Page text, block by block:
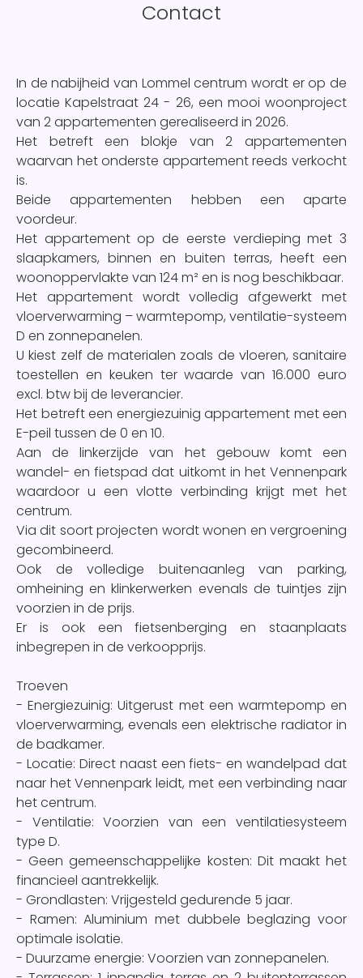
Contact
In de nabijheid van Lommel centrum wordt er op de
locatie Kapelstraat 24 - 26, een mooi woonproject
van 2 appartementen gerealiseerd in 2026.
Het betreft een blokje van 2 appartementen
waarvan het onderste appartement reeds verkocht
is.
Beide appartementen hebben een aparte
voordeur.
Het appartement op de eerste verdieping met 3
slaapkamers, binnen en buiten terras, heeft een
woonoppervlakte van 124 m² en is nog beschikbaar.
Het appartement wordt volledig afgewerkt met
vloerverwarming – warmtepomp, ventilatie-systeem
D en zonnepanelen.
U kiest zelf de materialen zoals de vloeren, sanitaire
toestellen en keuken ter waarde van 16.000 euro
excl. btw bij de leverancier.
Het betreft een energiezuinig appartement met een
E-peil tussen de 0 en 10.
Aan de linkerzijde van het gebouw komt een
wandel- en fietspad dat uitkomt in het Vennenpark
waardoor u een vlotte verbinding krijgt met het
centrum.
Via dit soort projecten wordt wonen en vergroening
gecombineerd.
Ook de volledige buitenaanleg van parking,
omheining en klinkerwerken evenals de tuintjes zijn
voorzien in de prijs.
Er is ook een fietsenberging en staanplaats
inbegrepen in de verkoopprijs.
Troeven
- Energiezuinig: Uitgerust met een warmtepomp en
vloerverwarming, evenals een elektrische radiator in
de badkamer.
- Locatie: Direct naast een fiets- en wandelpad dat
naar het Vennenpark leidt, met een verbinding naar
het centrum.
- Ventilatie: Voorzien van een ventilatiesysteem
type D.
- Geen gemeenschappelijke kosten: Dit maakt het
financieel aantrekkelijk.
- Grondlasten: Vrijgesteld gedurende 5 jaar.
- Ramen: Aluminium met dubbele beglazing voor
optimale isolatie.
- Duurzame energie: Voorzien van zonnepanelen.